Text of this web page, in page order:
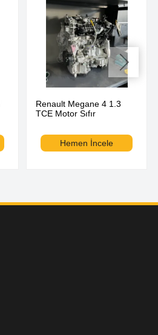
Renault Megane 4 1.3
TCE Motor Sıfır
Hemen İncele